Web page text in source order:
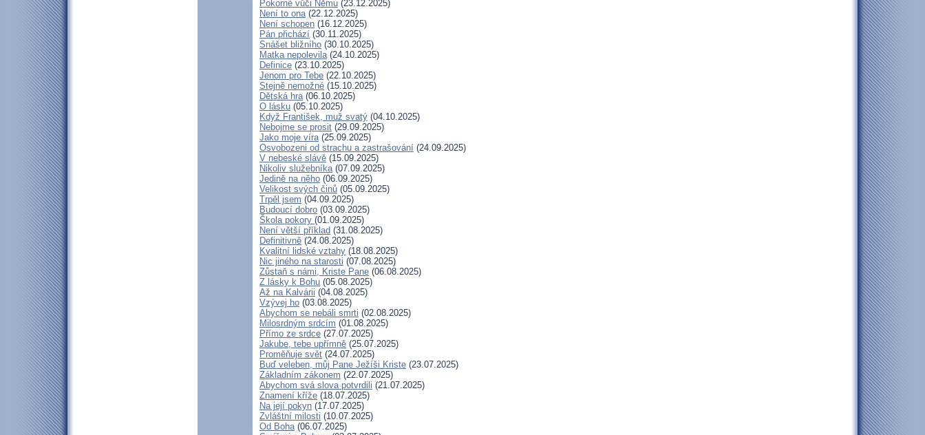
Pokorné vůči Němu (23.12.2025)
Není to ona(22.12.2025)
Není schopen (16.12.2025)
Pán přichází (30.11.2025)
Snášet bližního (30.10.2025)
Matka nepolevila(24.10.2025)
Definice (23.10.2025)
Jenom pro Tebe (22.10.2025)
Stejně nemožné (15.10.2025)
Dětská hra(06.10.2025)
O lásku (05.10.2025)
Když František, muž svatý (04.10.2025)
Nebojme se prosit (29.09.2025)
Jako moje víra(25.09.2025)
Osvobozeni od strachu a zastrašování (24.09.2025)
V nebeské slávě (15.09.2025)
Nikoliv služebníka(07.09.2025)
Jedině na něho (06.09.2025)
Velikost svých činů (05.09.2025)
Trpěl jsem (04.09.2025)
Budoucí dobro (03.09.2025)
Škola pokory (01.09.2025)
Není větší příklad (31.08.2025)
Definitivně (24.08.2025)
Kvalitní lidské vztahy (18.08.2025)
Nic jiného na starosti (07.08.2025)
Zůstaň s námi, Kriste Pane (06.08.2025)
Z lásky k Bohu (05.08.2025)
Až na Kalvárii (04.08.2025)
Vzývej ho (03.08.2025)
Abychom se nebáli smrti (02.08.2025)
Milosrdným srdcím (01.08.2025)
Přímo ze srdce (27.07.2025)
Jakube, tebe upřímně (25.07.2025)
Proměňuje svět (24.07.2025)
Buď veleben, můj Pane Ježíši Kriste (23.07.2025)
Základním zákonem (22.07.2025)
Abychom svá slova potvrdili (21.07.2025)
Znamení kříže (18.07.2025)
Na její pokyn (17.07.2025)
Zvláštní milosti (10.07.2025)
Od Boha(06.07.2025)